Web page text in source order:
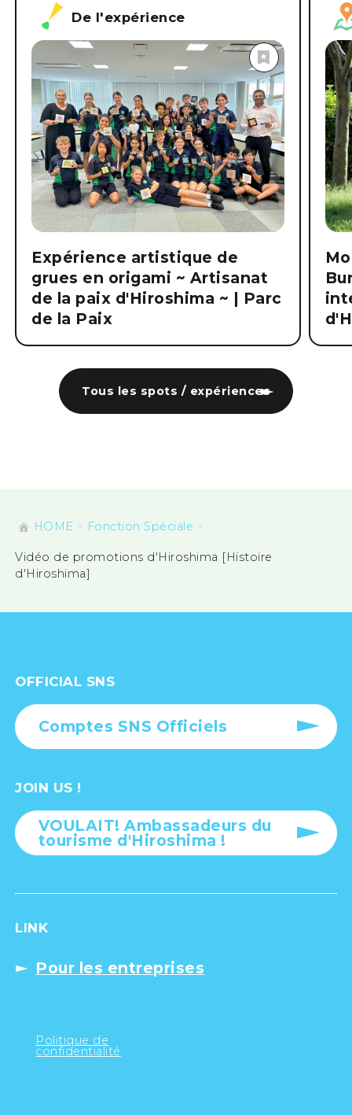
Tous les spots / expériences
De l'expérience
Expérience artistique de
grues en origami ~ Artisanat
de la paix d'Hiroshima ~ | Parc
de la Paix
HOME Fonction Spéciale
Vidéo de promotions d'Hiroshima [Histoire
d'Hiroshima]
OFFICIAL SNS
Comptes SNS Officiels
JOIN US !
VOULAIT! Ambassadeurs du
tourisme d'Hiroshima !
LINK
Pour les entreprises
Politique de
confidentialité